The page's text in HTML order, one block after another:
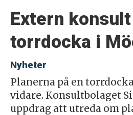
Extern
torrdocka i
Nyheter
Planerna på en
vidare. Konsultbolaget
uppdrag att utreda om